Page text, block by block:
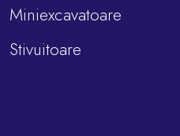
Miniexcavatoare
Stivuitoare